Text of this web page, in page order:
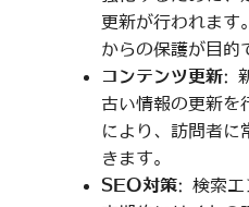
更新が行われます
からの保護が目的
コンテンツ更新:
古い情報の更新を
により、訪問者に
きます。
SEO対策: 検索エ